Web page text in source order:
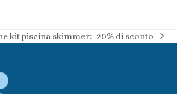
kit piscina skimmer: -20% di sconto